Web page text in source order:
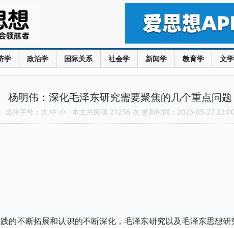
学 政治学 国际关系 社会学 新闻学 教育学 文学
杨明伟：深化毛泽东研究需要聚焦的几个重点问题
选择字号： 大 中 小 本文共阅读 21256 次 更新时间：2025-05-27 22:00
的不断拓展和认识的不断深化，毛泽东研究以及毛泽东思想